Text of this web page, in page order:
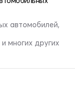
автомобилей,
многих других